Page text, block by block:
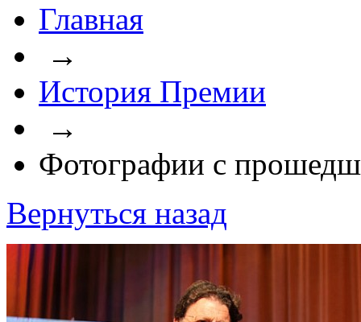
Главная
→
История Премии
→
Фотографии с
Вернуться назад